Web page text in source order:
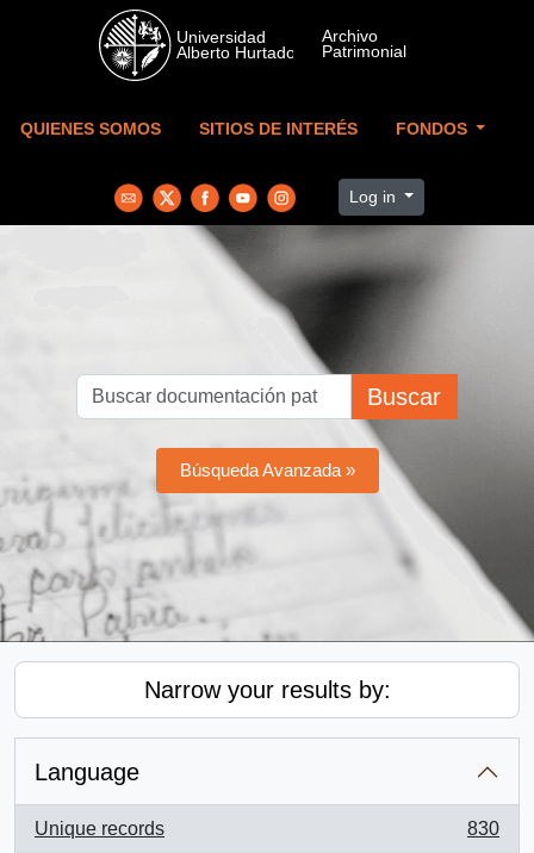
Skip to main content
QUIENES SOMOS SITIOS DE INTERÉS FONDOS
Log in
Buscar
Búsqueda Avanzada »
Narrow your results by:
Language
Unique records
, 830 results
830